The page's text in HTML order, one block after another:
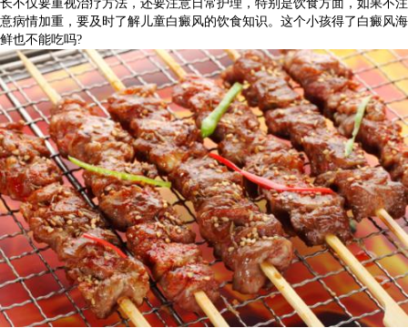
长不仅要重视治疗方法，还要注意日常护理，特别是饮食方面，如果不注
意病情加重，要及时了解儿童白癜风的饮食知识。这个小孩得了白癜风海
鲜也不能吃吗?